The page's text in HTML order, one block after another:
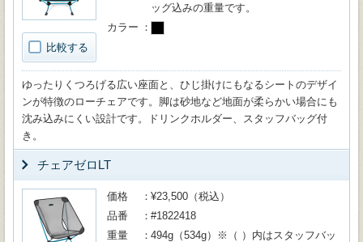
比較する
ッグ込みの重量です。
カラー
ゆったりくつろげる広い座面と、ひじ掛けにもなるシートのデザイ
ンが特徴のローチェアです。脚は砂地など地面が柔らかい場合にも
沈み込みにくい設計です。ドリンクホルダー、スタッフバッグ付
き。
チェアゼロLT
価格
¥23,500（税込）
品番
#1822418
重量
494g（534g）※（ ）内はスタッフバッ